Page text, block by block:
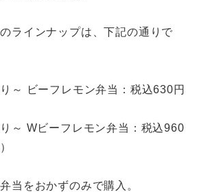
ラインナップは、下記の通りで
～ ビーフレモン弁当：税込630円
～ Wビーフレモン弁当：税込960
当をおかずのみで購入。